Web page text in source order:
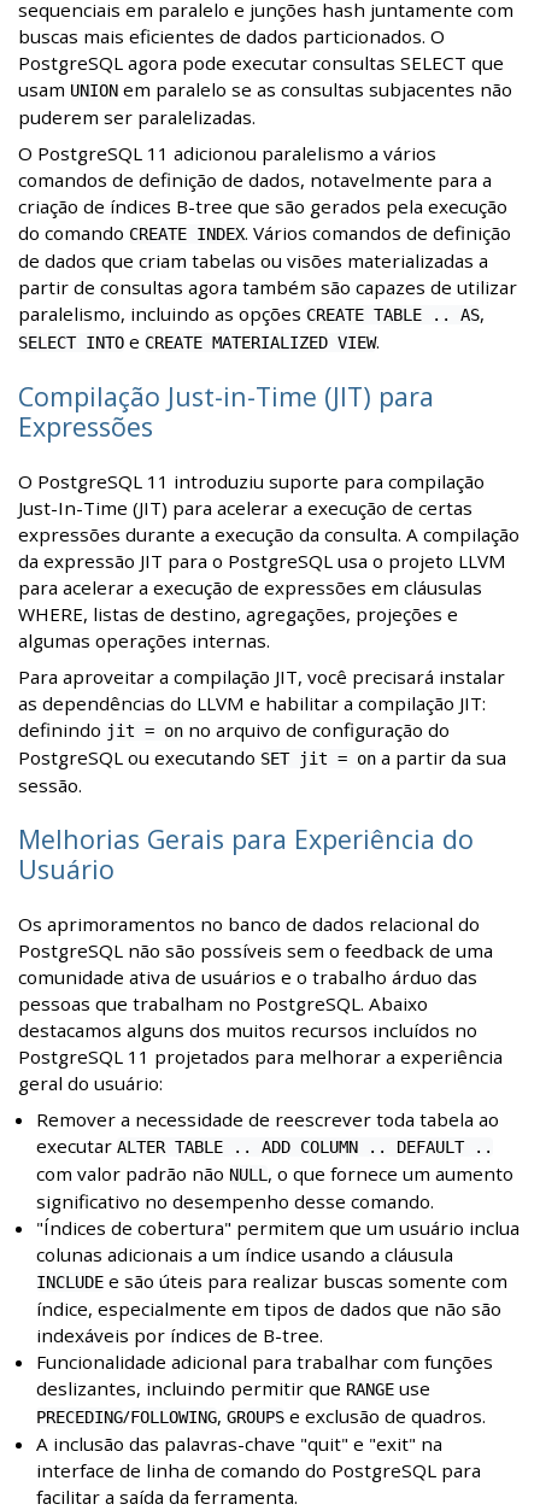
sequenciais em paralelo e junções hash juntamente com
buscas mais eficientes de dados particionados. O
PostgreSQL agora pode executar consultas SELECT que
usam UNION em paralelo se as consultas subjacentes não
puderem ser paralelizadas.
O PostgreSQL 11 adicionou paralelismo a vários
comandos de definição de dados, notavelmente para a
criação de índices B-tree que são gerados pela execução
do comando CREATE INDEX. Vários comandos de definição
de dados que criam tabelas ou visões materializadas a
partir de consultas agora também são capazes de utilizar
paralelismo, incluindo as opções CREATE TABLE .. AS,
SELECT INTO e CREATE MATERIALIZED VIEW.
Compilação Just-in-Time (JIT) para
Expressões
O PostgreSQL 11 introduziu suporte para compilação
Just-In-Time (JIT) para acelerar a execução de certas
expressões durante a execução da consulta. A compilação
da expressão JIT para o PostgreSQL usa o projeto LLVM
para acelerar a execução de expressões em cláusulas
WHERE, listas de destino, agregações, projeções e
algumas operações internas.
Para aproveitar a compilação JIT, você precisará instalar
as dependências do LLVM e habilitar a compilação JIT:
definindo jit = on no arquivo de configuração do
PostgreSQL ou executando SET jit = on a partir da sua
sessão.
Melhorias Gerais para Experiência do
Usuário
Os aprimoramentos no banco de dados relacional do
PostgreSQL não são possíveis sem o feedback de uma
comunidade ativa de usuários e o trabalho árduo das
pessoas que trabalham no PostgreSQL. Abaixo
destacamos alguns dos muitos recursos incluídos no
PostgreSQL 11 projetados para melhorar a experiência
geral do usuário:
Remover a necessidade de reescrever toda tabela ao
executarALTER TABLE .. ADD COLUMN .. DEFAULT ..
com valor padrão não NULL , o que fornece um aumento
significativo no desempenho desse comando.
"Índices de cobertura" permitem que um usuário inclua
colunas adicionais a um índice usando a cláusula
INCLUDE e são úteis para realizar buscas somente com
índice, especialmente em tipos de dados que não são
indexáveis por índices de B-tree.
Funcionalidade adicional para trabalhar com funções
deslizantes, incluindo permitir que RANGE use
PRECEDING/FOLLOWING,GROUPS e exclusão de quadros.
A inclusão das palavras-chave "quit" e "exit" na
interface de linha de comando do PostgreSQL para
facilitar a saída da ferramenta.